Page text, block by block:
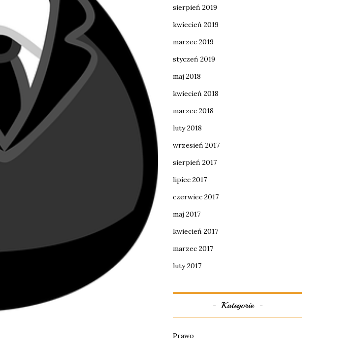
sierpień 2019
kwiecień 2019
marzec 2019
styczeń 2019
maj 2018
kwiecień 2018
marzec 2018
luty 2018
wrzesień 2017
sierpień 2017
lipiec 2017
czerwiec 2017
maj 2017
kwiecień 2017
marzec 2017
luty 2017
Kategorie
Prawo